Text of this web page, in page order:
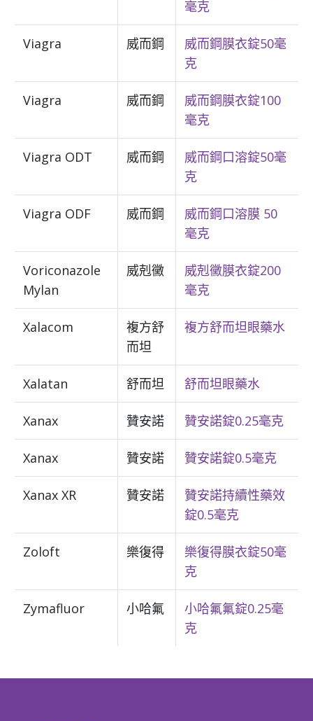
毫克
Viagra 威而鋼
威而鋼膜衣錠50毫
克
Viagra 威而鋼
威而鋼膜衣錠100
毫克
Viagra ODT 威而鋼
威而鋼口溶錠50毫
克
Viagra ODF 威而鋼
威而鋼口溶膜 50
毫克
Voriconazole
Mylan
威剋黴
威剋黴膜衣錠200
毫克
Xalacom
複方舒
而坦
複方舒而坦眼藥水
Xalatan 舒而坦 舒而坦眼藥水
Xanax 贊安諾 贊安諾錠0.25毫克
Xanax 贊安諾 贊安諾錠0.5毫克
Xanax XR 贊安諾
贊安諾持續性藥效
錠0.5毫克
Zoloft 樂復得
樂復得膜衣錠50毫
克
Zymafluor 小哈氟
小哈氟氟錠0.25毫
克